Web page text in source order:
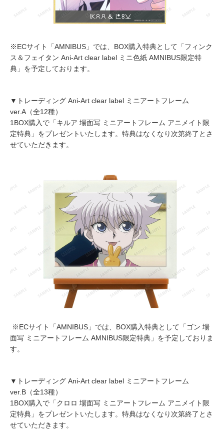
※ECサイト「AMNIBUS」では、BOX購入特典として「フィンク
ス＆フェイタン Ani-Art clear label ミニ色紙 AMNIBUS限定特
典」を予定しております。
▼トレーディング Ani-Art clear label ミニアートフレーム
ver.A（全12種）
1BOX購入で「キルア 場面写 ミニアートフレーム アニメイト限
定特典」をプレゼントいたします。特典はなくなり次第終了とさ
せていただきます。
※ECサイト「AMNIBUS」では、BOX購入特典として「ゴン 場
面写 ミニアートフレーム AMNIBUS限定特典」を予定しておりま
す。
▼トレーディング Ani-Art clear label ミニアートフレーム
ver.B（全13種）
1BOX購入で「クロロ 場面写 ミニアートフレーム アニメイト限
定特典」をプレゼントいたします。特典はなくなり次第終了とさ
せていただきます。